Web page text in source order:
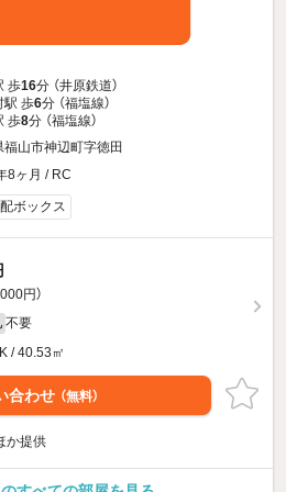
歩16分 （井原鉄道）
駅 歩6分 （福塩線）
歩8分 （福塩線）
福山市神辺町字徳田
8ヶ月 / RC
ボックス
円）
不要
/ 40.53㎡
合わせ （無料）
か提供